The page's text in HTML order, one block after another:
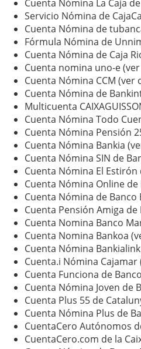
Cuenta Nómina La Caja
Servicio Nómina de
Cuenta Nómina de
Fórmula Nómina de
Cuenta Nómina de Caja
Cuenta nomina uno-e
Cuenta Nómina CCM (ver
Cuenta Nómina de
Multicuenta
Cuenta Nómina Todo
Cuenta Nómina Pensión
Cuenta Nómina Bankia
Cuenta Nómina SIN de
Cuenta Nómina El
Cuenta Nómina Online
Cuenta Nómina de
Cuenta Pensión Amiga
Cuenta Nomina Banco
Cuenta Nomina Bankoa
Cuenta Nómina
Cuenta.i Nómina Cajamar
Cuenta Funciona de
Cuenta Nómina Joven de
Cuenta Plus 55 de
Cuenta Nómina Plus de
CuentaCero Autónomos
CuentaCero.com de la